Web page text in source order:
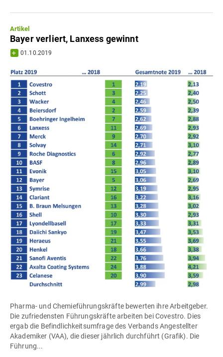
Artikel
Bayer verliert, Lanxess gewinnt
01.10.2019
Pharma- und Chemieführungskräfte bewerten ihre Arbeitgeber.
Die zufriedensten Führungskräfte arbeiten bei Covestro. Dies
ergab die Befindlichkeitsumfrage des Verbands Angestellter
Akademiker (VAA), die dieser jährlich durchführt (Grafik). Die
Führung...